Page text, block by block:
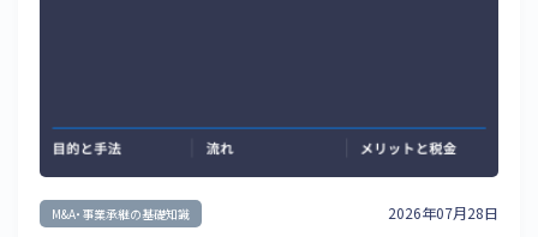
M&A・事業承継の基礎知識 2026年07月28日